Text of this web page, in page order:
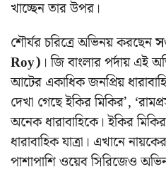
খাচ্ছেন তার উপর।
শৌর্যর চরিত্রে অভিনয় করছেন
Roy) । জি বাংলার পর্দায়
আটের একাধিক জনপ্রিয়
দেখা গেছে ইকির মিকির’,
অনেক ধারাবাহিকে। ইকির
ধারাবাহিক যাত্রা। এখানে
পাশাপাশি ওয়েব সিরিজেও